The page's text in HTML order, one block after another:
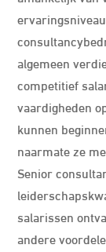
algemeen
competitief
vaardigheden
kunnen
naarmate ze
Senior
salarissen
andere